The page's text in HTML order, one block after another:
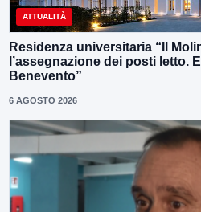
ATTUALITÀ
Residenza universitaria “Il
l’assegnazione dei posti letto.
Benevento”
6 AGOSTO 2026